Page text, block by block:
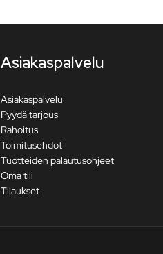
Asiakaspalvelu
Asiakaspalvelu
Pyydä tarjous
Rahoitus
Toimitusehdot
Tuotteiden palautusohjeet
Oma tili
Tilaukset